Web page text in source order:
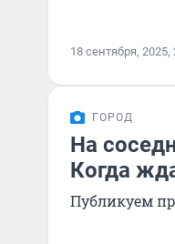
18 сентября, 2025,
ГОРОД
На
Когда
Публикуем